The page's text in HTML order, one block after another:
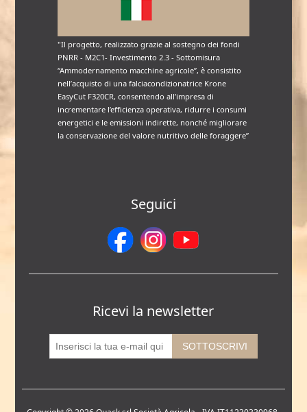
"Il progetto, realizzato grazie al sostegno dei fondi
PNRR - M2C1- Investimento 2.3 - Sottomisura
“Ammodernamento macchine agricole”, è consistito
nell’acquisto di una falciacondizionatrice Krone
EasyCut F320CR, consentendo all’impresa di
incrementare l’efficienza operativa, ridurre i consumi
energetici e le emissioni indirette, nonché migliorare
la conservazione del valore nutritivo delle foraggere”
Seguici
Ricevi la newsletter